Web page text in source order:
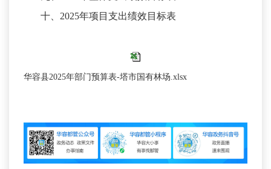
十、 2025年项目支出绩效目标表
华容县2025年部门预算表-塔市国有林场.xlsx